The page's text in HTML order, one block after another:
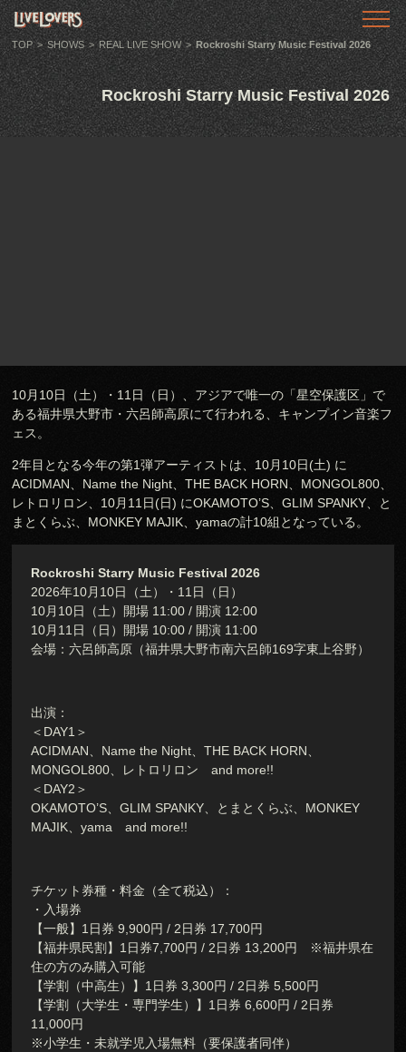
TOP
トップ
ABOUT
LIVE LOVERSとは
TOP > SHOWS > REAL LIVE SHOW > Rockroshi Starry Music Festival 2026
Rockroshi Starry Music Festival 2026
10月10日（土）・11日（日）、アジアで唯一の「星空保護区」で
ある福井県大野市・六呂師高原にて行われる、キャンプイン音楽フ
ェス。
2年目となる今年の第1弾アーティストは、10月10日(土) に
ACIDMAN、Name the Night、THE BACK HORN、MONGOL800、
レトロリロン、10月11日(日) にOKAMOTO’S、GLIM SPANKY、と
まとくらぶ、MONKEY MAJIK、yamaの計10組となっている。
Rockroshi Starry Music Festival 2026
2026年10⽉10⽇（⼟）・11⽇（⽇）
10月10日（土）開場 11:00 / 開演 12:00
10月11日（日）開場 10:00 / 開演 11:00
会場：六呂師⾼原（福井県⼤野市南六呂師169字東上⾕野）
出演：
＜DAY1＞
ACIDMAN、Name the Night、THE BACK HORN、
MONGOL800、レトロリロン and more!!
＜DAY2＞
OKAMOTO’S、GLIM SPANKY、とまとくらぶ、MONKEY
MAJIK、yama and more!!
チケット券種・料金（全て税込）：
・入場券
【⼀般】1日券 9,900円 / 2⽇券 17,700円
【福井県民割】1日券7,700円 / 2日券 13,200円 ※福井県在
住の方のみ購入可能
【学割（中⾼⽣）】1⽇券 3,300円 / 2⽇券 5,500円
【学割（⼤学⽣・専門学生）】1⽇券 6,600円 / 2⽇券
11,000円
※小学生・未就学児入場無料（要保護者同伴）